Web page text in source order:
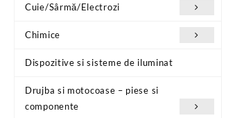
Cuie/Sârmă/Electrozi
Chimice
Dispozitive si sisteme de iluminat
Drujba si motocoase – piese si
componente